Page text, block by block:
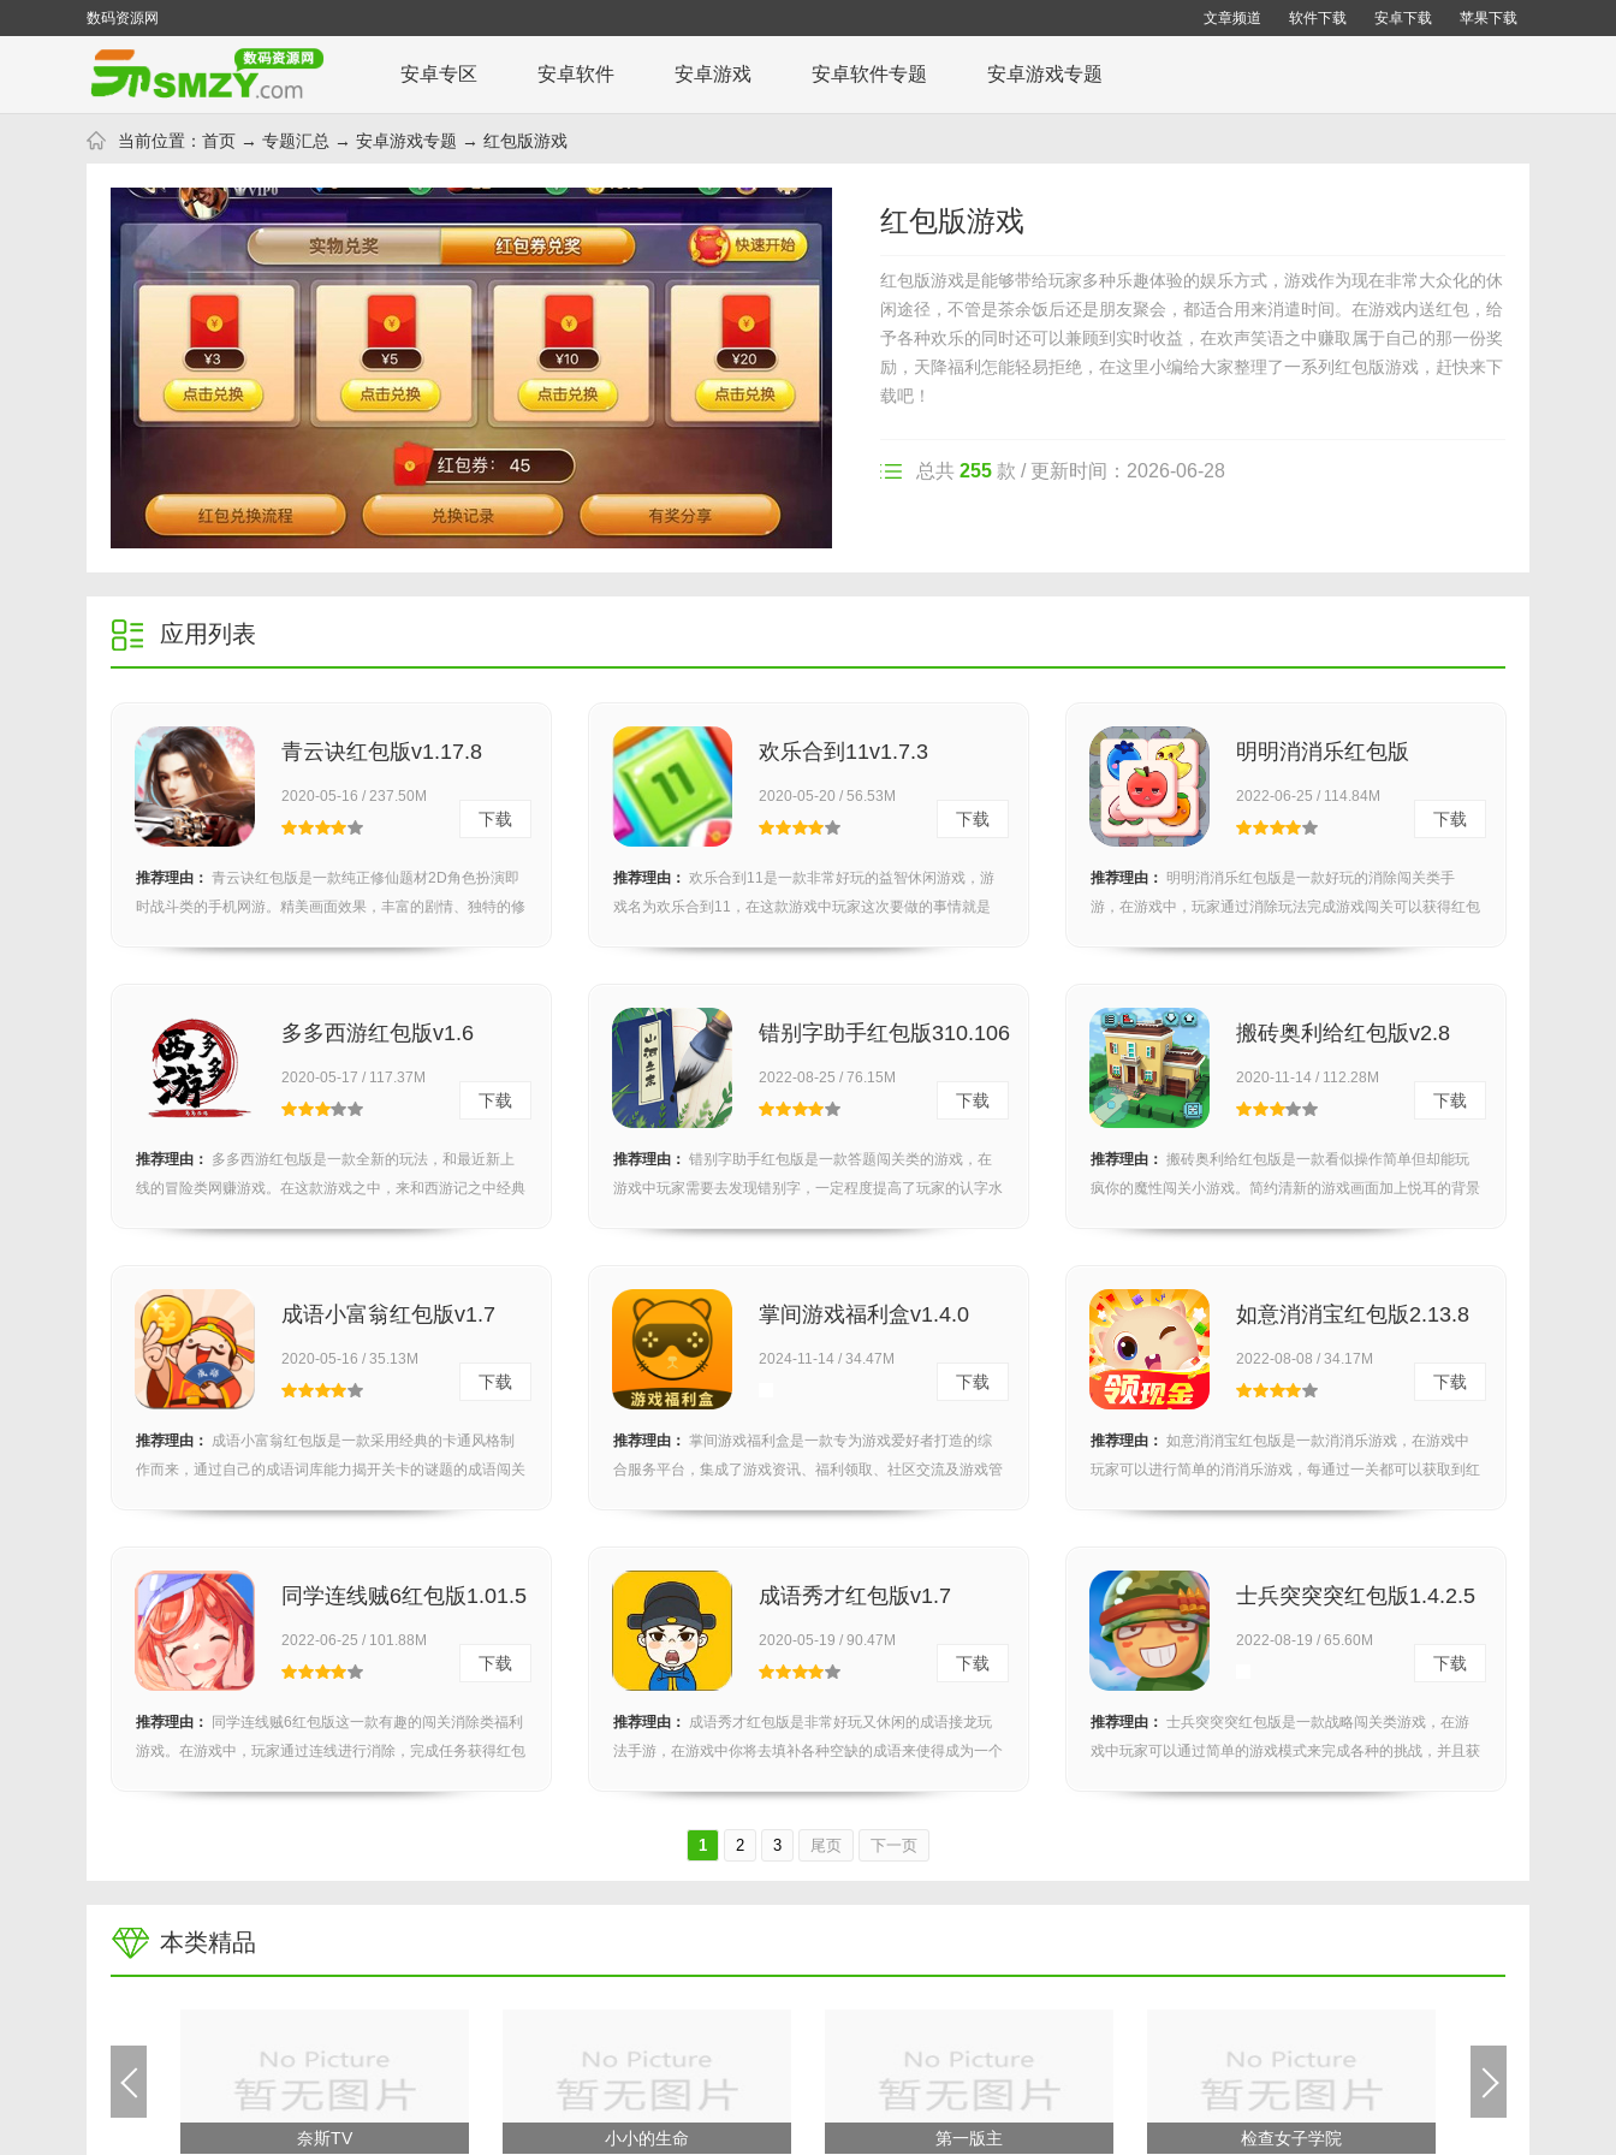
数码资源网 文章频道 软件下载 安卓下载 苹果下载
安卓专区 安卓软件 安卓游戏 安卓软件专题 安卓游戏专题
当前位置： 首页 → 专题汇总 → 安卓游戏专题 → 红包版游戏
红包版游戏
红包版游戏是能够带给玩家多种乐趣体验的娱乐方式，游戏作为现在非常大众化的休
闲途径，不管是茶余饭后还是朋友聚会，都适合用来消遣时间。在游戏内送红包，给
予各种欢乐的同时还可以兼顾到实时收益，在欢声笑语之中赚取属于自己的那一份奖
励，天降福利怎能轻易拒绝，在这里小编给大家整理了一系列红包版游戏，赶快来下
载吧！
总共 255 款 / 更新时间：2026-06-28
应用列表
青云诀红包版v1.17.8
2020-05-16 / 237.50M
下载
推荐理由： 青云诀红包版是一款纯正修仙题材2D角色扮演即
时战斗类的手机网游。精美画面效果，丰富的剧情、独特的修
欢乐合到11v1.7.3
2020-05-20 / 56.53M
下载
推荐理由： 欢乐合到11是一款非常好玩的益智休闲游戏，游
戏名为欢乐合到11，在这款游戏中玩家这次要做的事情就是
明明消消乐红包版
2022-06-25 / 114.84M
下载
推荐理由： 明明消消乐红包版是一款好玩的消除闯关类手
游，在游戏中，玩家通过消除玩法完成游戏闯关可以获得红包
多多西游红包版v1.6
2020-05-17 / 117.37M
下载
推荐理由： 多多西游红包版是一款全新的玩法，和最近新上
线的冒险类网赚游戏。在这款游戏之中，来和西游记之中经典
错别字助手红包版310.106
2022-08-25 / 76.15M
下载
推荐理由： 错别字助手红包版是一款答题闯关类的游戏，在
游戏中玩家需要去发现错别字，一定程度提高了玩家的认字水
搬砖奥利给红包版v2.8
2020-11-14 / 112.28M
下载
推荐理由： 搬砖奥利给红包版是一款看似操作简单但却能玩
疯你的魔性闯关小游戏。简约清新的游戏画面加上悦耳的背景
成语小富翁红包版v1.7
2020-05-16 / 35.13M
下载
推荐理由： 成语小富翁红包版是一款采用经典的卡通风格制
作而来，通过自己的成语词库能力揭开关卡的谜题的成语闯关
掌间游戏福利盒v1.4.0
2024-11-14 / 34.47M
下载
推荐理由： 掌间游戏福利盒是一款专为游戏爱好者打造的综
合服务平台，集成了游戏资讯、福利领取、社区交流及游戏管
如意消消宝红包版2.13.8
2022-08-08 / 34.17M
下载
推荐理由： 如意消消宝红包版是一款消消乐游戏，在游戏中
玩家可以进行简单的消消乐游戏，每通过一关都可以获取到红
同学连线贼6红包版1.01.5
2022-06-25 / 101.88M
下载
推荐理由：
同学连线贼6红包版这一款有趣的闯关消除类福利
游戏。在游戏中，玩家通过连线进行消除，完成任务获得红包
成语秀才红包版v1.7
2020-05-19 / 90.47M
下载
推荐理由： 成语秀才红包版是非常好玩又休闲的成语接龙玩
法手游，在游戏中你将去填补各种空缺的成语来使得成为一个
士兵突突突红包版1.4.2.5
2022-08-19 / 65.60M
下载
推荐理由： 士兵突突突红包版是一款战略闯关类游戏，在游
戏中玩家可以通过简单的游戏模式来完成各种的挑战，并且获
1 2 3 尾页 下一页
本类精品
奈斯TV 小小的生命 第一版主 检查女子学院